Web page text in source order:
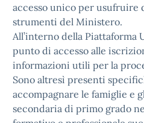
accesso unico per usufruire
strumenti del Ministero.
All’interno della Piattaforma
punto di accesso alle
informazioni utili per la
Sono altresì presenti
accompagnare le famiglie e
secondaria di primo grado